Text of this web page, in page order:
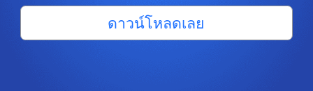
ดาวน์โหลดเลย